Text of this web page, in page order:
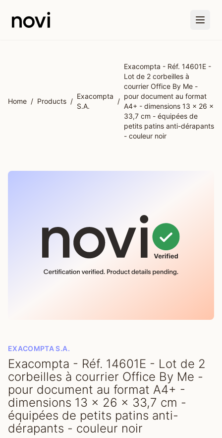
Home / Products /
Exacompta
S.A.
/
Exacompta - Réf. 14601E -
Lot de 2 corbeilles à
courrier Office By Me -
pour document au format
A4+ - dimensions 13 x 26 x
33,7 cm - équipées de
petits patins anti-dérapants
- couleur noir
EXACOMPTA S.A.
Exacompta - Réf. 14601E - Lot de 2
corbeilles à courrier Office By Me -
pour document au format A4+ -
dimensions 13 x 26 x 33,7 cm -
équipées de petits patins anti-
dérapants - couleur noir